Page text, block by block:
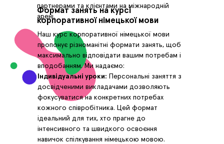
партнерами та клієнтами на міжнародній
арені.
Формат занять на курсі
корпоративної німецької мови
Наш курс корпоративної німецької мови
пропонує різноманітні формати занять, щоб
максимально відповідати вашим потребам і
вподобанням. Ми надаємо:
Індивідуальні уроки: Персональні заняття з
досвідченими викладачами дозволяють
фокусуватися на конкретних потребах
кожного співробітника. Цей формат
ідеальний для тих, хто прагне до
інтенсивного та швидкого освоєння
навичок спілкування німецькою мовою.